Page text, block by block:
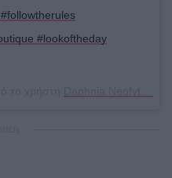
#lookoftheday